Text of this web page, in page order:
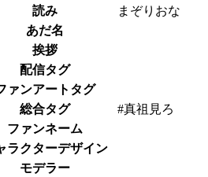
読み
まぞりおな
あだ名
挨拶
配信タグ
ァンアートタグ
総合タグ
#真祖見ろ
ファンネーム
ラクターデザイン
モデラー